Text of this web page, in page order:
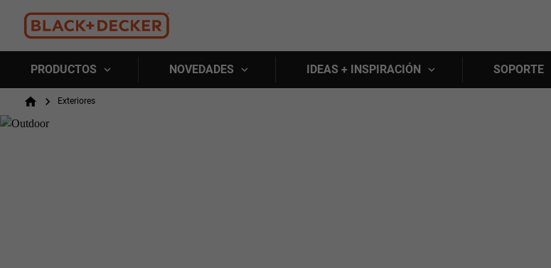
PRODUCTOS NOVEDADES IDEAS + INSPIRACIÓN SOPORTE
Breadcrumb
HomeExteriores